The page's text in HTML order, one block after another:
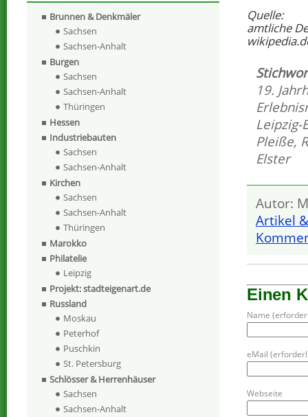
Quelle:
amtliche
19.
Leipzig-
Pleiße,
Elster
Autor:
Artikel
Einen
Name
eMail
Webseite
Brunnen & Denkmäler
Sachsen
Sachsen-Anhalt
Burgen
Sachsen
Sachsen-Anhalt
Thüringen
Hessen
Industriebauten
Sachsen
Sachsen-Anhalt
Kirchen
Sachsen
Sachsen-Anhalt
Thüringen
Marokko
Philatelie
Leipzig
Projekt: stadteigenart.de
Russland
Moskau
Peterhof
Puschkin
St. Petersburg
Schlösser & Herrenhäuser
Sachsen
Sachsen-Anhalt